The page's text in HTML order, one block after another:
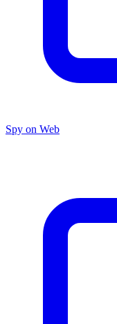
Spy on Web